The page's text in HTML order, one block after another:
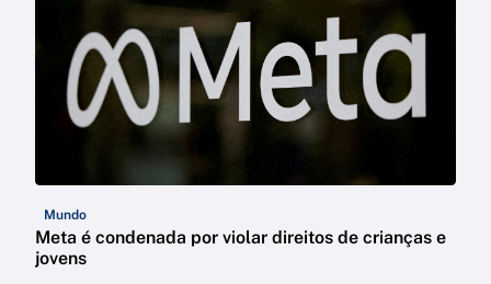
Mundo
Meta é condenada por violar direitos de crianças e
jovens